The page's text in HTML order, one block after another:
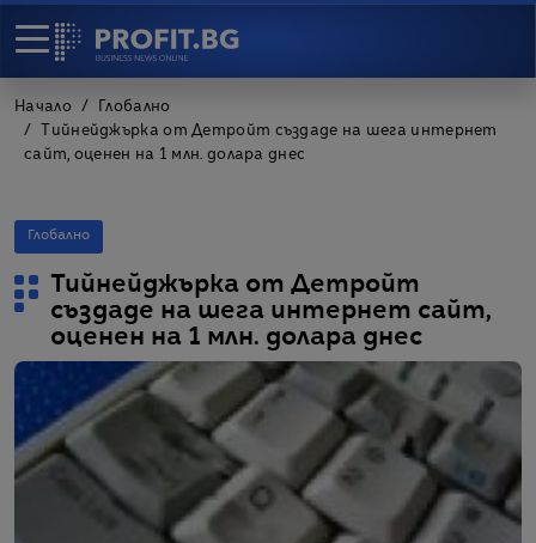
Начало
Глобално
Тийнейджърка от Детройт създаде на шега интернет
сайт, оценен на 1 млн. долара днес
Глобално
Тийнейджърка от Детройт
създаде на шега интернет сайт,
оценен на 1 млн. долара днес